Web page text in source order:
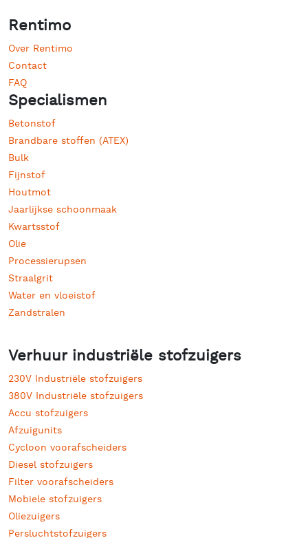
Rentimo
Over Rentimo
Contact
FAQ
Specialismen
Betonstof
Brandbare stoffen (ATEX)
Bulk
Fijnstof
Houtmot
Jaarlijkse schoonmaak
Kwartsstof
Olie
Processierupsen
Straalgrit
Water en vloeistof
Zandstralen
Verhuur industriële stofzuigers
230V Industriële stofzuigers
380V Industriële stofzuigers
Accu stofzuigers
Afzuigunits
Cycloon voorafscheiders
Diesel stofzuigers
Filter voorafscheiders
Mobiele stofzuigers
Oliezuigers
Persluchtstofzuigers